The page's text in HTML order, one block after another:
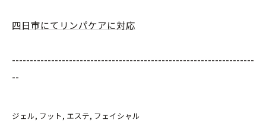
四日市にてリンパケアに対応
--------------------------------------------------------------------
--
ジェル フット エステ フェイシャル